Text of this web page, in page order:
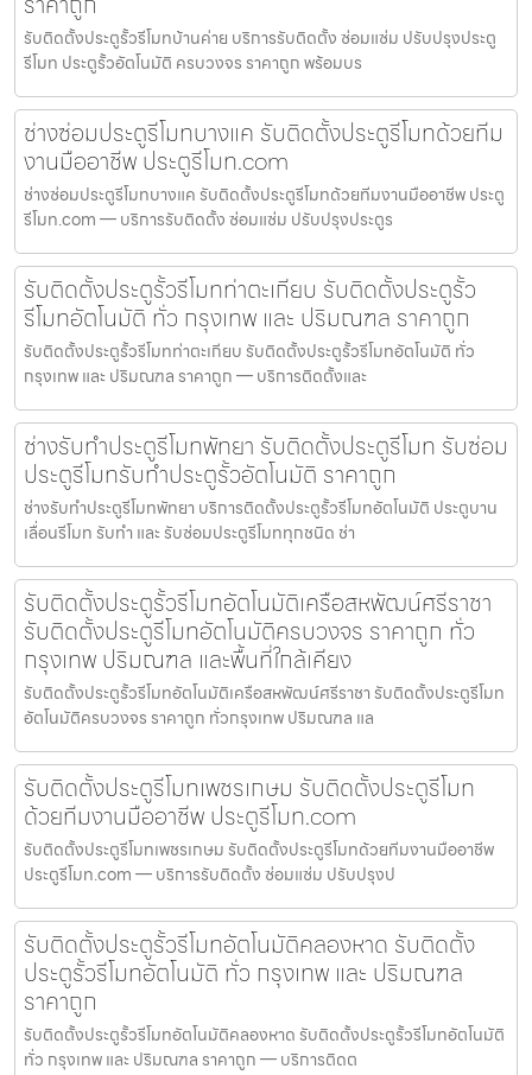
รับติดตั้งประตูรั้วรีโมทบ้านค่าย บริการรับติดตั้ง ซ่อมแซ่ม ปรับปรุงประตู
รีโมท ประตูรั้วอัตโนมัติ ครบวงจร ราคาถูก พร้อมบร
ช่างซ่อมประตูรีโมทบางแค รับติดตั้งประตูรีโมทด้วยทีม
งานมืออาชีพ ประตูรีโมท.com
ช่างซ่อมประตูรีโมทบางแค รับติดตั้งประตูรีโมทด้วยทีมงานมืออาชีพ ประตู
รีโมท.com — บริการรับติดตั้ง ซ่อมแซ่ม ปรับปรุงประตูร
รับติดตั้งประตูรั้วรีโมทท่าตะเกียบ รับติดตั้งประตูรั้ว
รีโมทอัตโนมัติ ทั่ว กรุงเทพ และ ปริมณฑล ราคาถูก
รับติดตั้งประตูรั้วรีโมทท่าตะเกียบ รับติดตั้งประตูรั้วรีโมทอัตโนมัติ ทั่ว
กรุงเทพ และ ปริมณฑล ราคาถูก — บริการติดตั้งและ
ช่างรับทำประตูรีโมทพัทยา รับติดตั้งประตูรีโมท รับซ่อม
ประตูรีโมทรับทำประตูรั้วอัตโนมัติ ราคาถูก
ช่างรับทำประตูรีโมทพัทยา บริการติดตั้งประตูรั้วรีโมทอัตโนมัติ ประตูบาน
เลื่อนรีโมท รับทำ และ รับซ่อมประตูรีโมททุกชนิด ช่า
รับติดตั้งประตูรั้วรีโมทอัตโนมัติเครือสหพัฒน์ศรีราชา
รับติดตั้งประตูรีโมทอัตโนมัติครบวงจร ราคาถูก ทั่ว
กรุงเทพ ปริมณฑล และพื้นที่ใกล้เคียง
รับติดตั้งประตูรั้วรีโมทอัตโนมัติเครือสหพัฒน์ศรีราชา รับติดตั้งประตูรีโมท
อัตโนมัติครบวงจร ราคาถูก ทั่วกรุงเทพ ปริมณฑล แล
รับติดตั้งประตูรีโมทเพชรเกษม รับติดตั้งประตูรีโมท
ด้วยทีมงานมืออาชีพ ประตูรีโมท.com
รับติดตั้งประตูรีโมทเพชรเกษม รับติดตั้งประตูรีโมทด้วยทีมงานมืออาชีพ
ประตูรีโมท.com — บริการรับติดตั้ง ซ่อมแซ่ม ปรับปรุงป
รับติดตั้งประตูรั้วรีโมทอัตโนมัติคลองหาด รับติดตั้ง
ประตูรั้วรีโมทอัตโนมัติ ทั่ว กรุงเทพ และ ปริมณฑล
ราคาถูก
รับติดตั้งประตูรั้วรีโมทอัตโนมัติคลองหาด รับติดตั้งประตูรั้วรีโมทอัตโนมัติ
ทั่ว กรุงเทพ และ ปริมณฑล ราคาถูก — บริการติดต